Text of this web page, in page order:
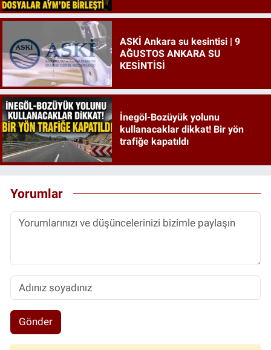
ASKİ Ankara su kesintisi | 9
AĞUSTOS ANKARA SU
KESİNTİSİ
İnegöl-Bozüyük yolunu
kullanacaklar dikkat! Bir yön
trafiğe kapatıldı
Yorumlar
Gönder